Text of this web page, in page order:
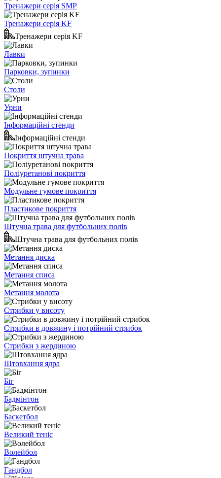
Тренажери серія SMP
Тренажери серія KF
Тренажери серія KF
Лавки
Парковки, зупинки
Столи
Урни
Інформаційні стенди
Інформаційні стенди
Покриття штучна трава
Поліуретанові покриття
Модульне гумове покриття
Пластикове покриття
Штучна трава для футбольних полів
Штучна трава для футбольних полів
Метання диска
Метання списа
Метання молота
Стрибки у висоту
Стрибки в довжину і потрійний стрибок
Стрибки з жердиною
Штовхання ядра
Біг
Бадмінтон
Баскетбол
Великий теніс
Волейбол
Гандбол